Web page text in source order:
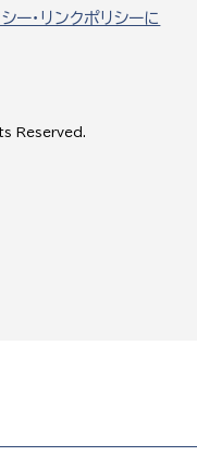
ー・リンクポリシーに
Reserved.